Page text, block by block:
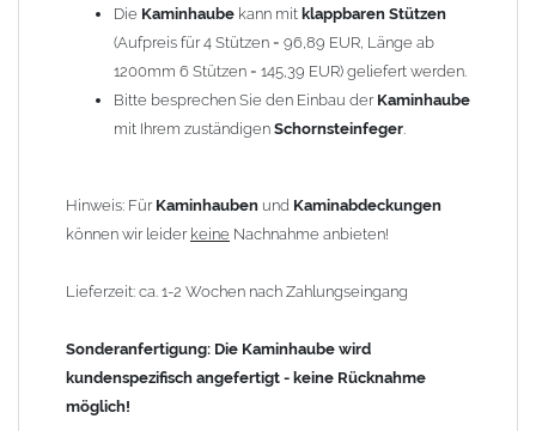
Die Kaminhaube kann mit klappbaren Stützen
(Aufpreis für 4 Stützen = 96,89 EUR, Länge ab
1200mm 6 Stützen = 145,39 EUR) geliefert werden.
Bitte besprechen Sie den Einbau der Kaminhaube
mit Ihrem zuständigen Schornsteinfeger.
Hinweis: Für Kaminhauben und Kaminabdeckungen
können wir leider keine Nachnahme anbieten!
Lieferzeit: ca. 1-2 Wochen nach Zahlungseingang
Sonderanfertigung: Die Kaminhaube wird
kundenspezifisch angefertigt - keine Rücknahme
möglich!